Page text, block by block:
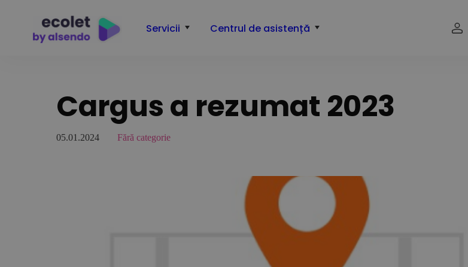
Servicii Centrul de asistență
Cargus a rezumat 2023
05.01.2024 Fără categorie